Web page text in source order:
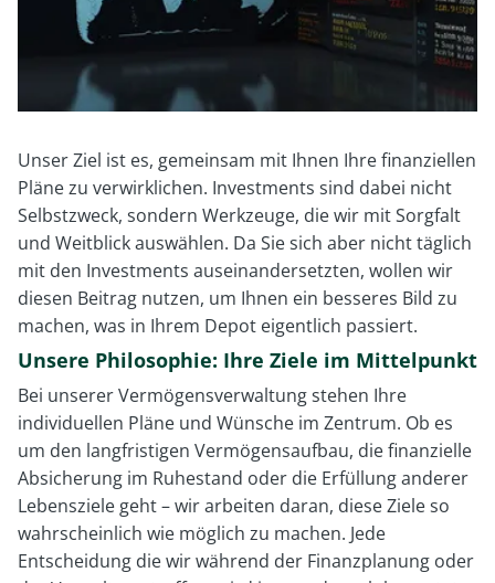
Unser Ziel ist es, gemeinsam mit Ihnen Ihre finanziellen
Pläne zu verwirklichen. Investments sind dabei nicht
Selbstzweck, sondern Werkzeuge, die wir mit Sorgfalt
und Weitblick auswählen. Da Sie sich aber nicht täglich
mit den Investments auseinandersetzten, wollen wir
diesen Beitrag nutzen, um Ihnen ein besseres Bild zu
machen, was in Ihrem Depot eigentlich passiert.
Unsere Philosophie: Ihre Ziele im Mittelpunkt
Bei unserer Vermögensverwaltung stehen Ihre
individuellen Pläne und Wünsche im Zentrum. Ob es
um den langfristigen Vermögensaufbau, die finanzielle
Absicherung im Ruhestand oder die Erfüllung anderer
Lebensziele geht – wir arbeiten daran, diese Ziele so
wahrscheinlich wie möglich zu machen. Jede
Entscheidung die wir während der Finanzplanung oder